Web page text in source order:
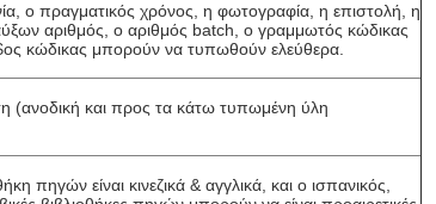
ο πραγματικός χρόνος, η φωτογραφία, η επιστολή, η
αριθμός, ο αριθμός batch, ο γραμμωτός κώδικας
κώδικας μπορούν να τυπωθούν ελεύθερα.
(ανοδική και προς τα κάτω τυπωμένη ύλη
πηγών είναι κινεζικά & αγγλικά, και ο ισπανικός,